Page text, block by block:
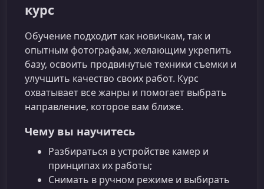
курс
Обучение подходит как новичкам, так и
опытным фотографам, желающим укрепить
базу, освоить продвинутые техники съемки и
улучшить качество своих работ. Курс
охватывает все жанры и помогает выбрать
направление, которое вам ближе.
Чему вы научитесь
Разбираться в устройстве камер и
принципах их работы;
Снимать в ручном режиме и выбирать